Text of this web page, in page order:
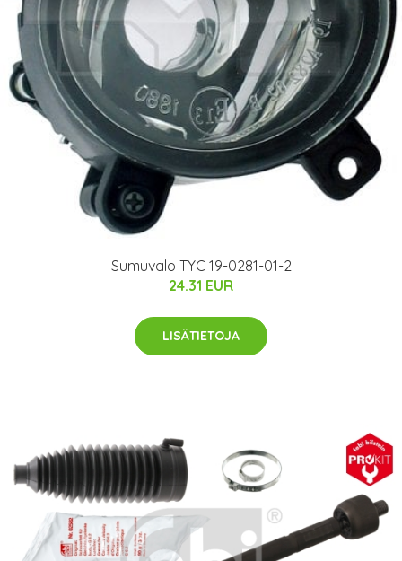
Sumuvalo TYC 19-0281-01-2
24.31 EUR
LISÄTIETOJA